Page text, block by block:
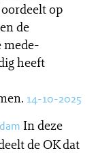
op
de
mede-
heeft
14-10-2025
In deze
de OK dat